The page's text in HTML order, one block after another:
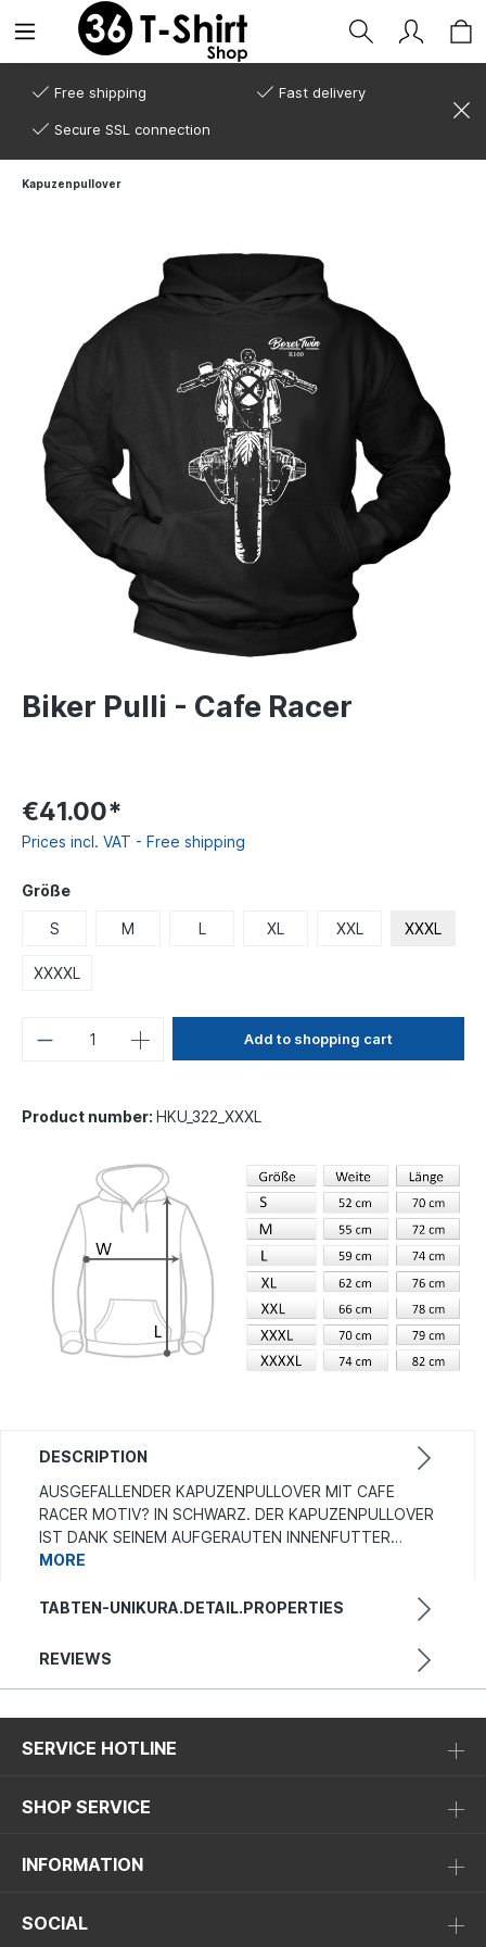
Free shipping Fast delivery
Secure SSL connection
Kapuzenpullover
Biker Pulli - Cafe Racer
€41.00*
Prices incl. VAT - Free shipping
Größe
S M L XL XXL XXXL
XXXXL
Add to shopping cart
Product number: HKU_322_XXXL
DESCRIPTION
AUSGEFALLENDER KAPUZENPULLOVER MIT CAFE
RACER MOTIV? IN SCHWARZ. DER KAPUZENPULLOVER
IST DANK SEINEM AUFGERAUTEN INNENFUTTER…
MORE
TABTEN-UNIKURA.DETAIL.PROPERTIES
REVIEWS
SERVICE HOTLINE
SHOP SERVICE
INFORMATION
SOCIAL